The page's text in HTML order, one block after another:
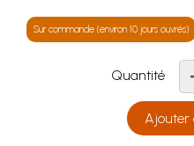
Sur commande (environ 10 jours ouvrés)
Quantité
Ajouter